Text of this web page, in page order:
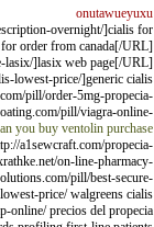
onutawueyuxu
overnight/]cialis for
order from canada[/URL]
lasix/]lasix web page[/URL]
lowest-price/]generic cialis
pill/order-5mg-propecia-
pill/viagra-online-
you buy ventolin purchase
a1sewcraft.com/propecia-
on-line-pharmacy-
pill/best-secure-
price/ walgreens cialis
online/ precios del propecia